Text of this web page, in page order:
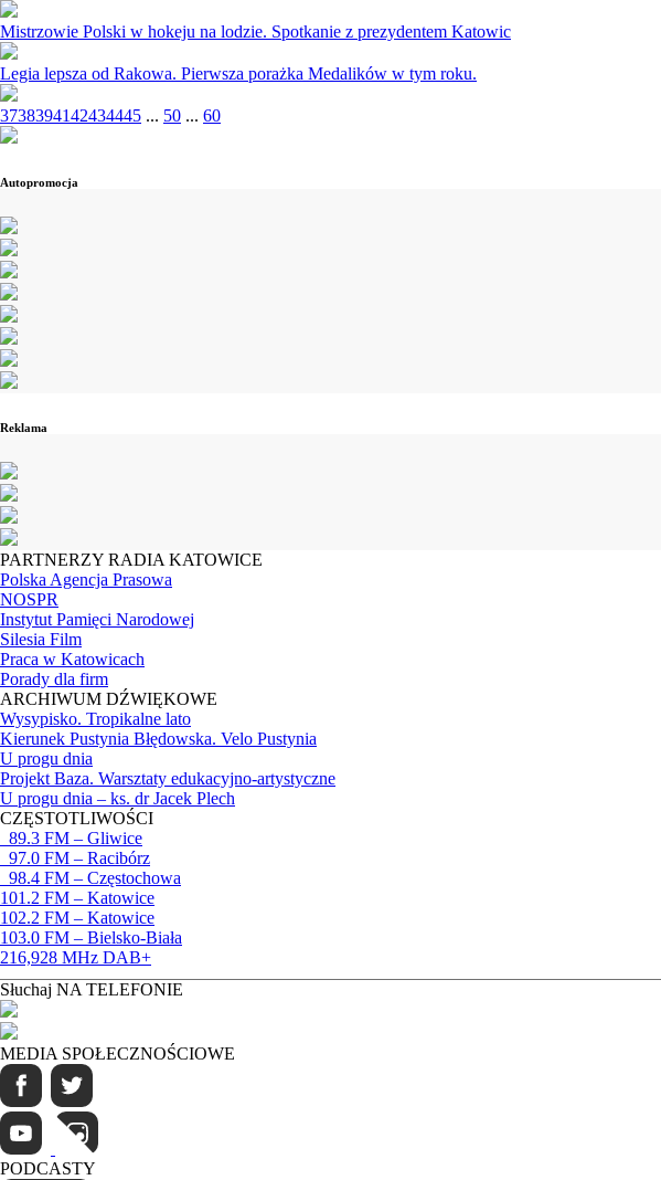
Mistrzowie Polski w hokeju na lodzie. Spotkanie z prezydentem Katowic
Legia lepsza od Rakowa. Pierwsza porażka Medalików w tym roku.
3738394142434445 ... 50 ... 60
Autopromocja
Reklama
PARTNERZY RADIA KATOWICE
Polska Agencja Prasowa
NOSPR
Instytut Pamięci Narodowej
Silesia Film
Praca w Katowicach
Porady dla firm
ARCHIWUM DŹWIĘKOWE
Wysypisko. Tropikalne lato
Kierunek Pustynia Błędowska. Velo Pustynia
U progu dnia
Projekt Baza. Warsztaty edukacyjno-artystyczne
U progu dnia – ks. dr Jacek Plech
CZĘSTOTLIWOŚCI
89.3 FM – Gliwice
97.0 FM – Racibórz
98.4 FM – Częstochowa
101.2 FM – Katowice
102.2 FM – Katowice
103.0 FM – Bielsko-Biała
216,928 MHz DAB+
Słuchaj NA TELEFONIE
MEDIA SPOŁECZNOŚCIOWE
PODCASTY